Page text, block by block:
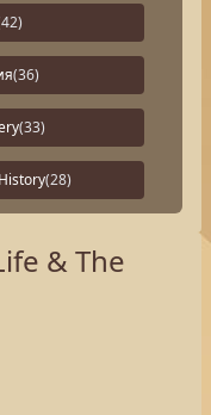
(36)
(33)
(28)
& The